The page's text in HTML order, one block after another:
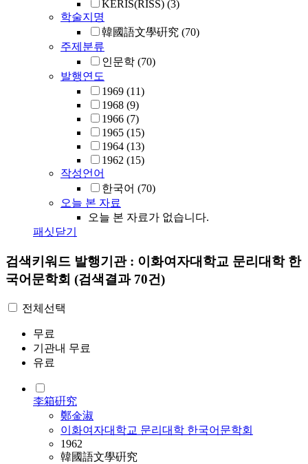
KERIS(RISS) (3)
학술지명
韓國語文學硏究 (70)
주제분류
인문학 (70)
발행연도
1969 (11)
1968 (9)
1966 (7)
1965 (15)
1964 (13)
1962 (15)
작성언어
한국어 (70)
오늘 본 자료
오늘 본 자료가 없습니다.
패싯닫기
검색키워드 발행기관 : 이화여자대학교 문리대학 한
국어문학회 (검색결과 70건)
전체선택
무료
기관내 무료
유료
李箱硏究
鄭金淑
이화여자대학교 문리대학 한국어문학회
1962
韓國語文學硏究